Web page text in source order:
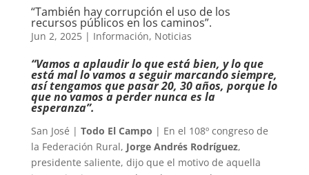
“También hay corrupción el uso de los
recursos públicos en los caminos”.
Jun 2, 2025| Información, Noticias
“Vamos a aplaudir lo que está bien, y lo que
está mal lo vamos a seguir marcando siempre,
así tengamos que pasar 20, 30 años, porque lo
que no vamos a perder nunca es la
esperanza”.
San José | Todo El Campo | En el 108º congreso de
la Federación Rural, Jorge Andrés Rodríguez,
presidente saliente, dijo que el motivo de aquella